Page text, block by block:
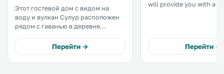
Этот гостевой дом с видом на
воду и вулкан Сулур расположен
рядом с гаванью в деревне
гостей современные номера и
бесплатный Wi-Fi. Каждый номер
гостевого дома Saxa располагает
Перейти →
will provide you with a
comes with a bath. .
Перейти →